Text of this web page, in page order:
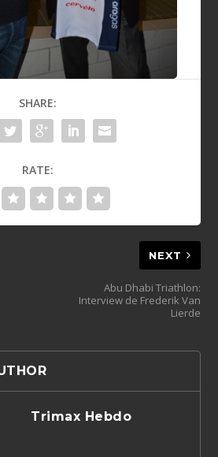
SHARE:
RATE:
NEXT
Abu Dhabi Triathlon:
Interview de Frederik Van
Lierde
Trimax Hebdo